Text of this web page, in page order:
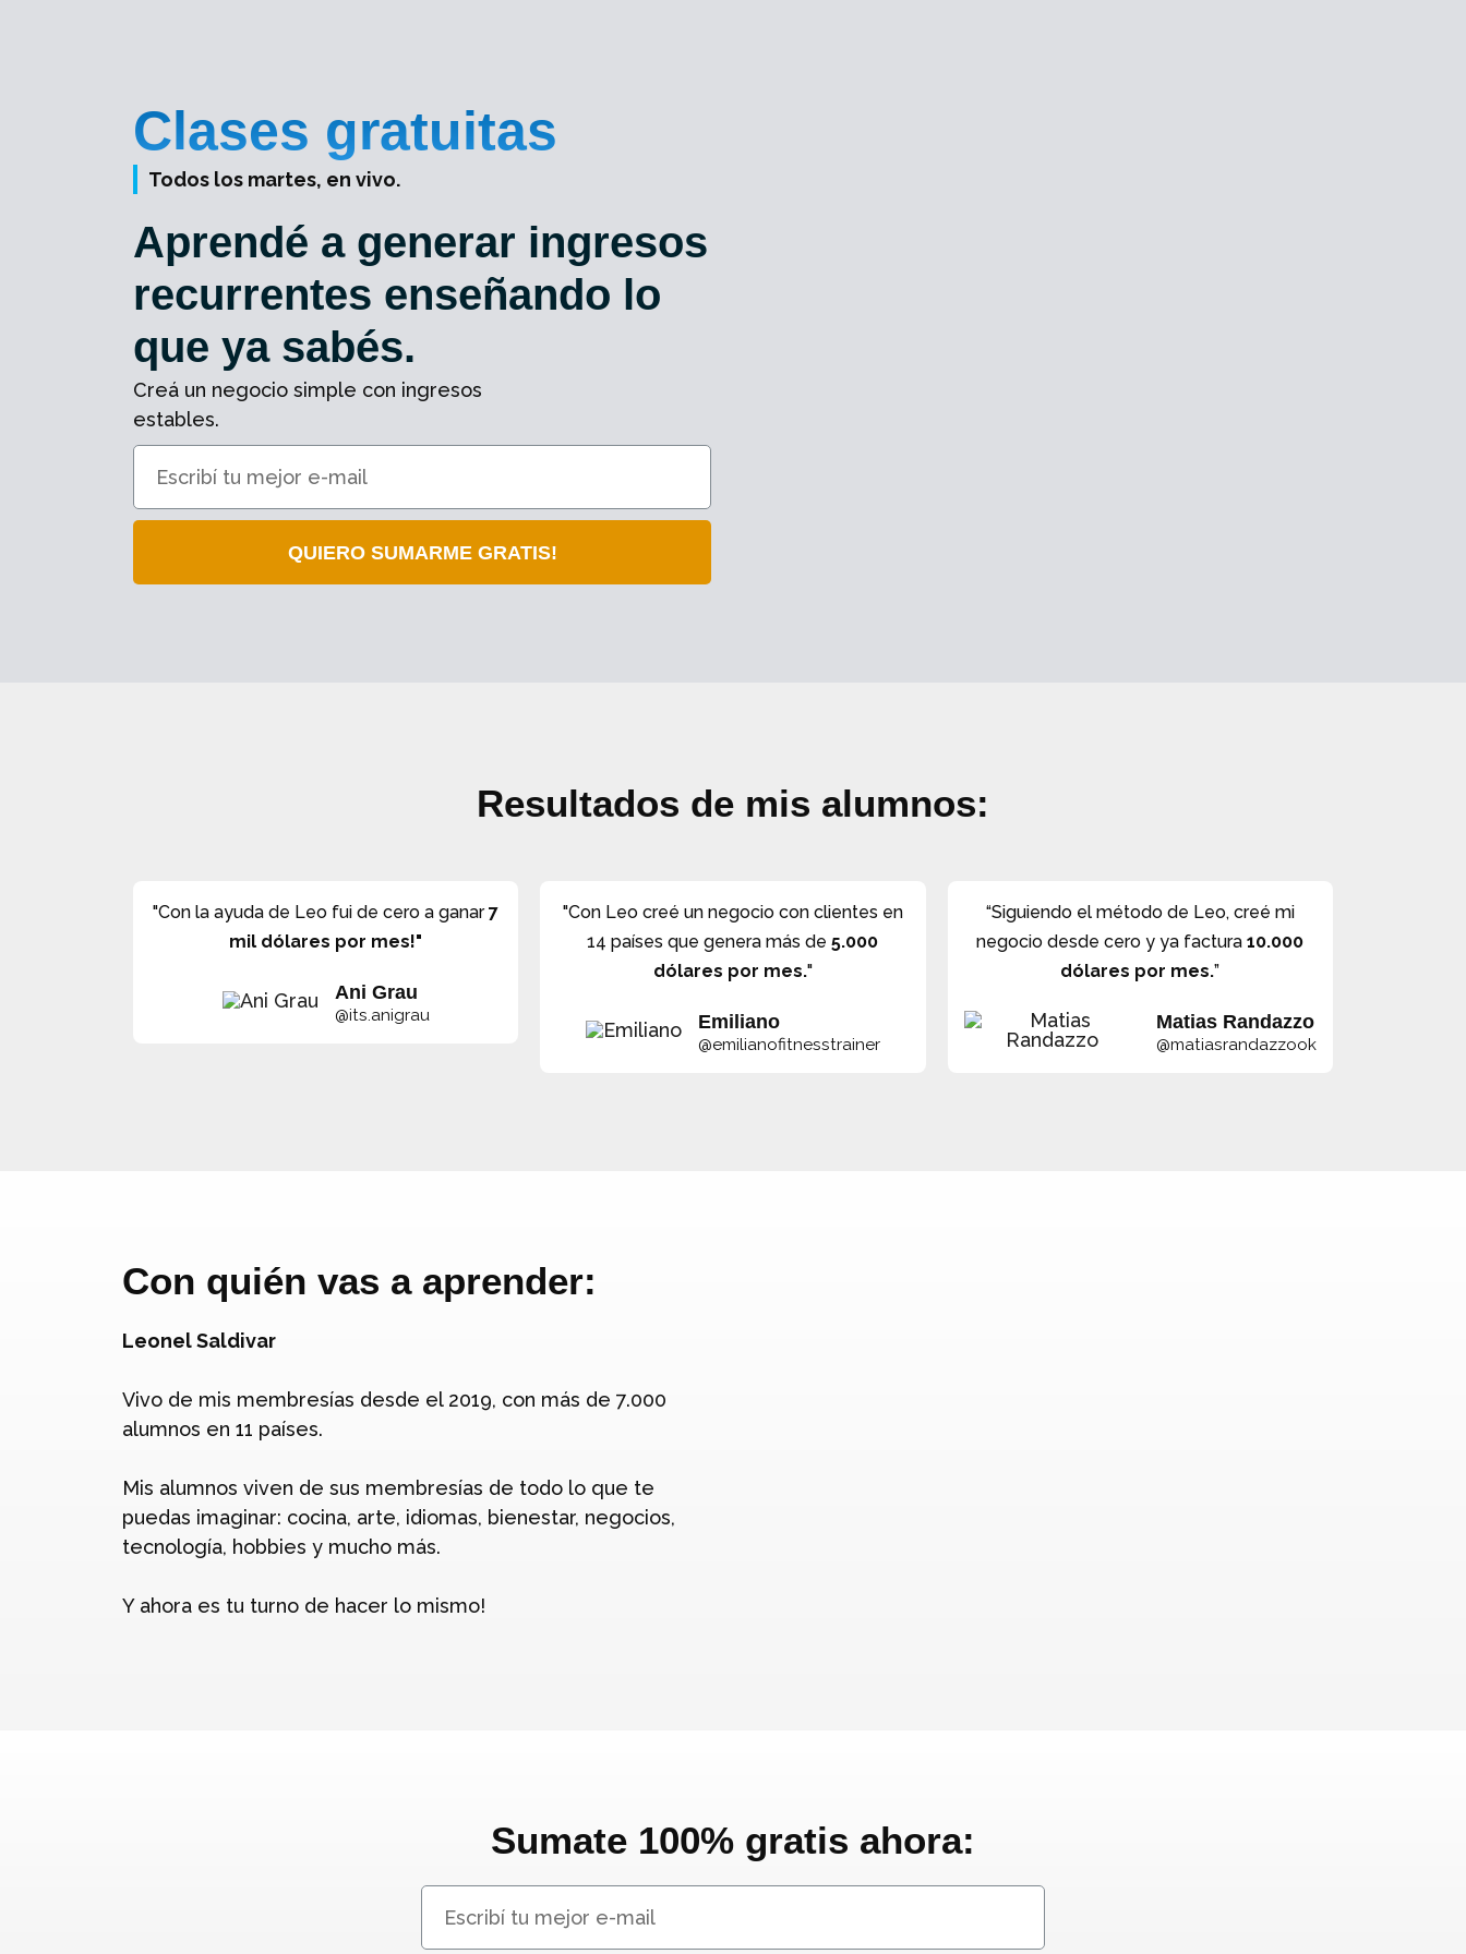
Clases gratuitas
Todos los martes, en vivo.
Aprendé a generar ingresos
recurrentes enseñando lo
que ya sabés.
Creá un negocio simple con ingresos
estables.
QUIERO SUMARME GRATIS!
Resultados de mis alumnos:
"Con la ayuda de Leo fui de cero a ganar7
mil dólares por mes!"
Ani Grau
@its.anigrau
"Con Leo creé un negocio con clientes en
14 países que genera más de5.000
dólares por mes."
Emiliano
@emilianofitnesstrainer
“Siguiendo el método de Leo, creé mi
negocio desde cero y ya factura10.000
dólares por mes.”
Matias Randazzo
@matiasrandazzook
Con quién vas a aprender:
Leonel Saldivar
Vivo de mis membresías desde el 2019, con más de 7.000
alumnos en 11 países.
Mis alumnos viven de sus membresías de todo lo que te
puedas imaginar: cocina, arte, idiomas, bienestar, negocios,
tecnología, hobbies y mucho más.
Y ahora es tu turno de hacer lo mismo!
Sumate 100% gratis ahora: